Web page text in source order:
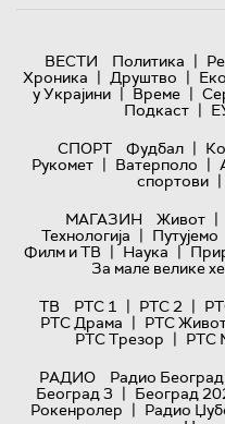
ВЕСТИ Политика |
Хроника | Друштво |
у Украјини | Време |
Подкаст |
СПОРТ
Фудбал |
Рукомет | Ватерполо |
спортови |
МАГАЗИН
Живот |
Технологијa | Путујемо
Филм и ТВ | Наука |
За мале велике
ТВ
РТС 1 | РТС 2 |
РТС Драма | РТС
РТС Трезор | РТС
РАДИО
Радио
Београд 3 | Београд
Рокенролер | Радио